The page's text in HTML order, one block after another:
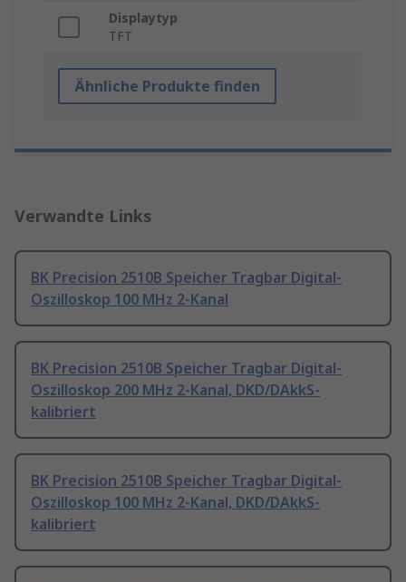
Displaytyp
TFT
Ähnliche Produkte finden
Verwandte Links
BK Precision 2510B Speicher Tragbar Digital-
Oszilloskop 100 MHz 2-Kanal
BK Precision 2510B Speicher Tragbar Digital-
Oszilloskop 200 MHz 2-Kanal, DKD/DAkkS-
kalibriert
BK Precision 2510B Speicher Tragbar Digital-
Oszilloskop 100 MHz 2-Kanal, DKD/DAkkS-
kalibriert